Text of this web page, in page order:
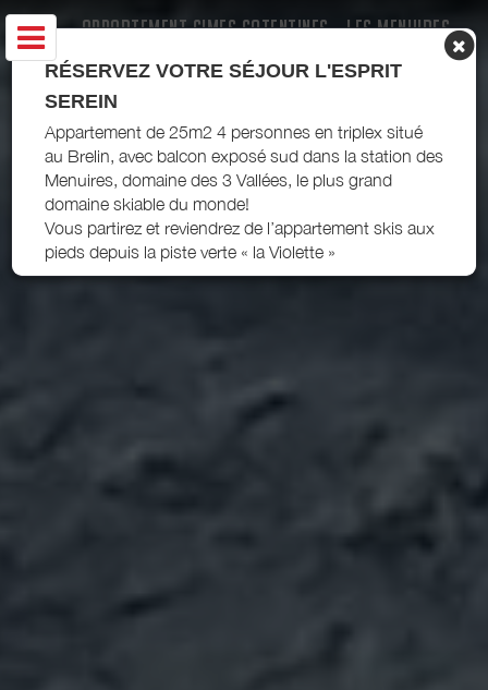
APPARTEMENT CIMES COTENTINES - LES MENUIRES
RÉSERVEZ VOTRE SÉJOUR L'ESPRIT
SEREIN
Appartement de 25m2 4 personnes en triplex situé
au Brelin, avec balcon exposé sud dans la station des
Menuires, domaine des 3 Vallées, le plus grand
domaine skiable du monde!
Vous partirez et reviendrez de l’appartement skis aux
pieds depuis la piste verte « la Violette »